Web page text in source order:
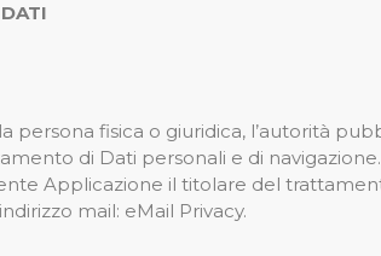
persona fisica o giuridica, l’autorità
di Dati personali e di
Applicazione il titolare del
mail: eMail Privacy.